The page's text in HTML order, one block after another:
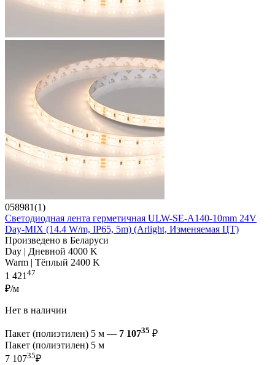
058981(1)
Светодиодная лента герметичная ULW-SE-A140-10mm 24V
Day-MIX (14.4 W/m, IP65, 5m) (Arlight, Изменяемая ЦТ)
Произведено в Беларуси
Day | Дневной 4000 K
Warm | Тёплый 2400 K
1 421 47
₽/м
Нет в наличии
Пакет (полиэтилен) 5 м — 7 10735 ₽
Пакет (полиэтилен) 5 м
7 10735₽